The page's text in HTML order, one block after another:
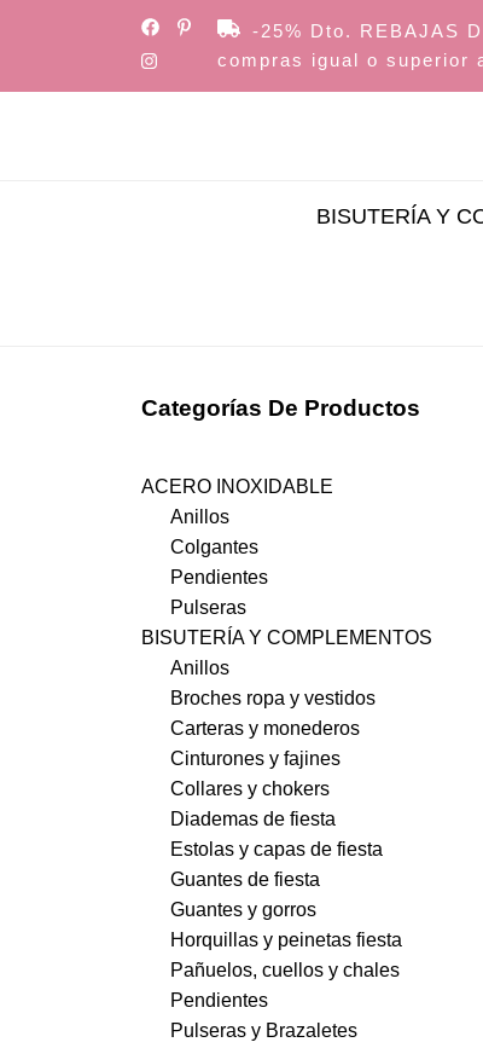
-25% Dto. REBAJAS
compras igual o superior
BISUTERÍA Y
Categorías De Productos
ACERO INOXIDABLE
Anillos
Colgantes
Pendientes
Pulseras
BISUTERÍA Y COMPLEMENTOS
Anillos
Broches ropa y vestidos
Carteras y monederos
Cinturones y fajines
Collares y chokers
Diademas de fiesta
Estolas y capas de fiesta
Guantes de fiesta
Guantes y gorros
Horquillas y peinetas fiesta
Pañuelos, cuellos y chales
Pendientes
Pulseras y Brazaletes